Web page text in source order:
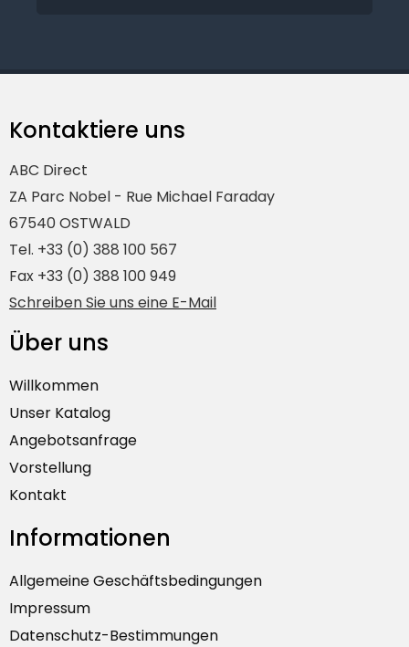
Kontaktiere uns
ABC Direct
ZA Parc Nobel - Rue Michael Faraday
67540 OSTWALD
Tel. +33 (0) 388 100 567
Fax +33 (0) 388 100 949
Schreiben Sie uns eine E-Mail
Über uns
Willkommen
Unser Katalog
Angebotsanfrage
Vorstellung
Kontakt
Informationen
Allgemeine Geschäftsbedingungen
Impressum
Datenschutz-Bestimmungen